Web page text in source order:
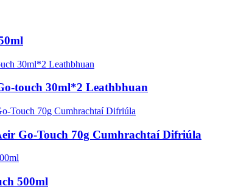
touch 30ml*2 Leathbhuan
Go-Touch 70g Cumhrachtaí Difriúla
500ml